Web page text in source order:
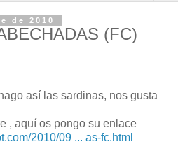
de 2010
(FC)
así las sardinas, nos gusta
, aquí os pongo su enlace
2010/09 ... as-fc.html